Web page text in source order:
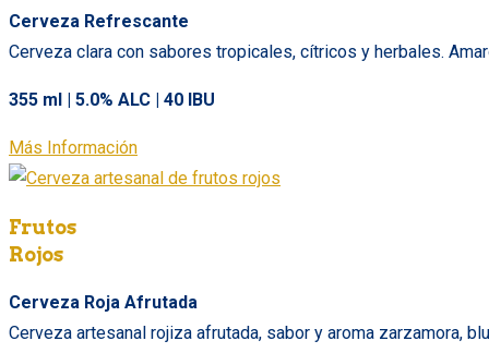
Cerveza Refrescante
Cerveza clara con sabores tropicales, cítricos y herbales.
355 ml | 5.0% ALC | 40 IBU
Más Información
Frutos
Rojos
Cerveza Roja Afrutada
Cerveza artesanal rojiza afrutada, sabor y aroma zarzamora,